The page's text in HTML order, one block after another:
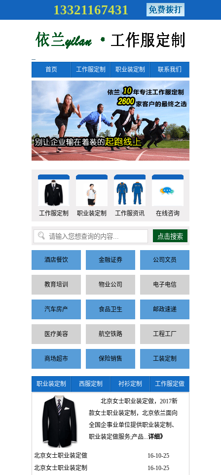
13321167431
首页 工作服定制 职业装定制 联系我们
工作服定制 职业装定制 工作服资讯 在线咨询
酒店餐饮 金融证券 公司文员
教育培训 物业公司 电子电信
汽车房产 食品卫生 邮政速递
医疗美容 航空铁路 工程工厂
商场超市 保险销售 工装定制
职业装定制 西服定制 衬衫定制 工作服定做
北京女士职业装定做，2017新
款女士职业装定制，北京依兰面向
全国企事业单位提供职业装定制、
职业装定做服务;产品...详细》
北京女士职业装定做
16-10-25
北京女士职业装定制
16-10-25